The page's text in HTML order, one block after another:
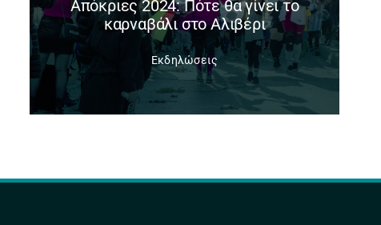
Απόκριες 2024: Πότε θα γίνει το
καρναβάλι στο Αλιβέρι
Εκδηλώσεις